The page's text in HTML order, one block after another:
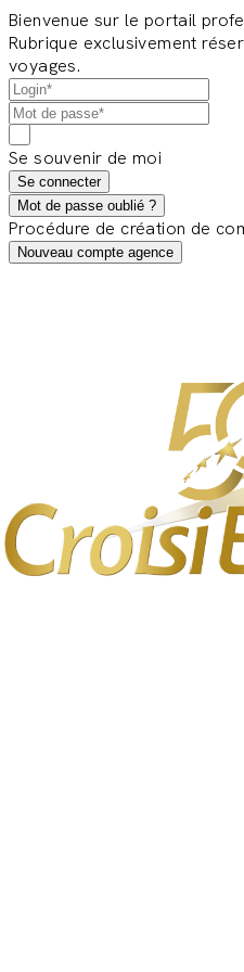
Bienvenue sur le portail
Rubrique exclusivement
voyages.
Se souvenir de moi
Se connecter
Mot de passe oublié ?
Procédure de création de
Nouveau compte agence